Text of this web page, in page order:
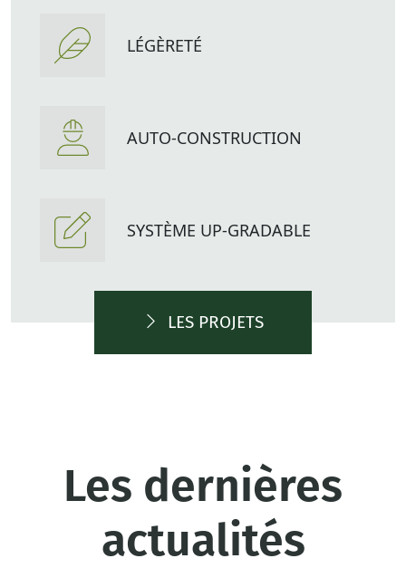
LÉGÈRETÉ
AUTO-CONSTRUCTION
SYSTÈME UP-GRADABLE
LES PROJETS
Les dernières
actualités